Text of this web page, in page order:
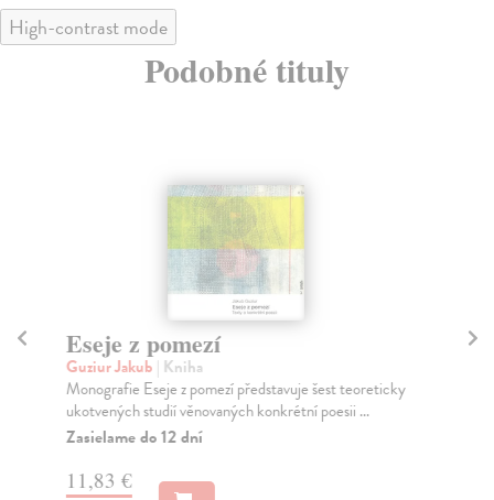
High-contrast mode
Podobné tituly
Eseje z pomezí
Guziur Jakub | Kniha
Monografie Eseje z pomezí představuje šest teoreticky
ukotvených studií věnovaných konkrétní poesii ...
Zasielame do 12 dní
11,83 €